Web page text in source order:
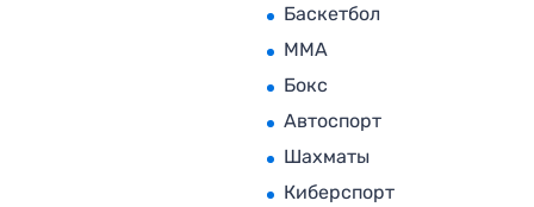
Баскетбол
MMA
Бокс
Автоспорт
Шахматы
Киберспорт